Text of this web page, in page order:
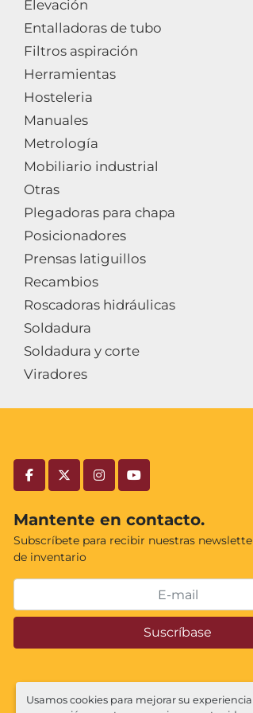
Usamos cookies para mejorar su
Elevación
Entalladoras de tubo
Filtros aspiración
Herramientas
Hosteleria
Manuales
Metrología
Mobiliario industrial
Otras
Plegadoras para chapa
Posicionadores
Prensas latiguillos
Recambios
Roscadoras hidráulicas
Soldadura
Soldadura y corte
Viradores
facebooktwitterinstagramyoutube
Mantente en contacto.
Subscríbete para recibir nuestras
de inventario
Suscríbase